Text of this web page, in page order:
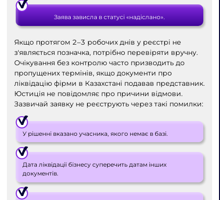
Заява зависла в статусі «надіслано».
Якщо протягом 2–3 робочих днів у реєстрі не
з'являється позначка, потрібно перевіряти вручну.
Очікування без контролю часто призводить до
пропущених термінів, якщо документи про
ліквідацію фірми в Казахстані подавав представник.
Юстиція не повідомляє про причини відмови.
Зазвичай заявку не реєструють через такі помилки:
У рішенні вказано учасника, якого немає в базі.
Дата ліквідації бізнесу суперечить датам інших
документів.